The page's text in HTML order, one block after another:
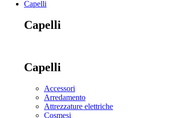
Capelli
Capelli
Capelli
Accessori
Arredamento
Attrezzature elettriche
Cosmesi